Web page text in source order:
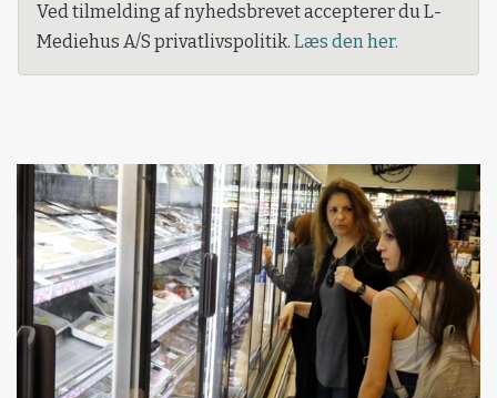
Ved tilmelding af nyhedsbrevet accepterer du L-
Mediehus A/S privatlivspolitik. Læs den her.